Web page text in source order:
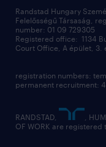
digital
contact us
sustainability
Randstad Hungary
Felelősségű Társaság,
number: 01 09 729305
Registered office: 1134
Court Office, A épület, 3.
registration numbers:
permanent recruitment:
RANDSTAD,
,
OF WORK are registered